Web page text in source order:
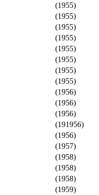
(1955)
(1955)
(1955)
(1955)
(1955)
(1955)
(1955)
(1955)
(1956)
(1956)
(1956)
(191956)
(1956)
(1957)
(1958)
(1958)
(1958)
(1959)